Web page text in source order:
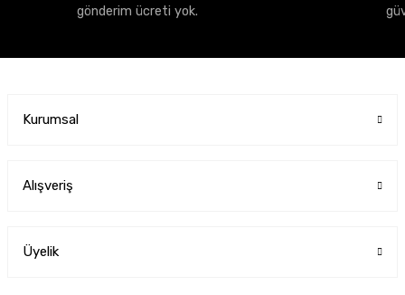
gönderim ücreti yok.
Kurumsal
Alışveriş
Üyelik